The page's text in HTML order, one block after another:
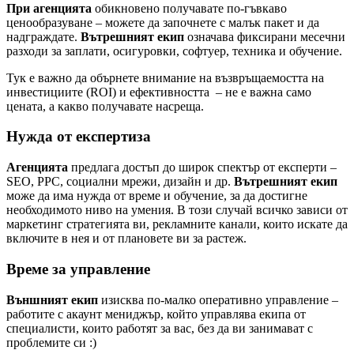
При агенцията обикновено получавате по-гъвкаво
ценообразуване – можете да започнете с малък пакет и да
надграждате. Вътрешният екип означава фиксирани месечни
разходи за заплати, осигуровки, софтуер, техника и обучение.
Тук е важно да обърнете внимание на възвръщаемостта на
инвестициите (ROI) и ефективността – не е важна само
цената, а какво получавате насреща.
Нужда от експертиза
Агенцията предлага достъп до широк спектър от експерти –
SEO, PPC, социални мрежи, дизайн и др. Вътрешният екип
може да има нужда от време и обучение, за да достигне
необходимото ниво на умения. В този случай всичко зависи от
маркетинг стратегията ви, рекламните канали, които искате да
включите в нея и от плановете ви за растеж.
Време за управление
Външният екип изисква по-малко оперативно управление –
работите с акаунт мениджър, който управлява екипа от
специалисти, които работят за вас, без да ви занимават с
проблемите си :)